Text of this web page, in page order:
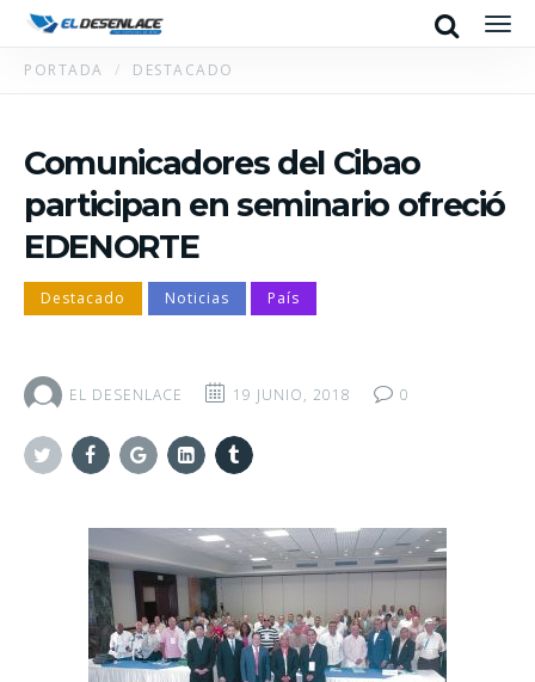
Search
PORTADA DESTACADO
Comunicadores del Cibao
participan en seminario ofreció
EDENORTE
Destacado Noticias País
EL DESENLACE 19 JUNIO, 2018 0